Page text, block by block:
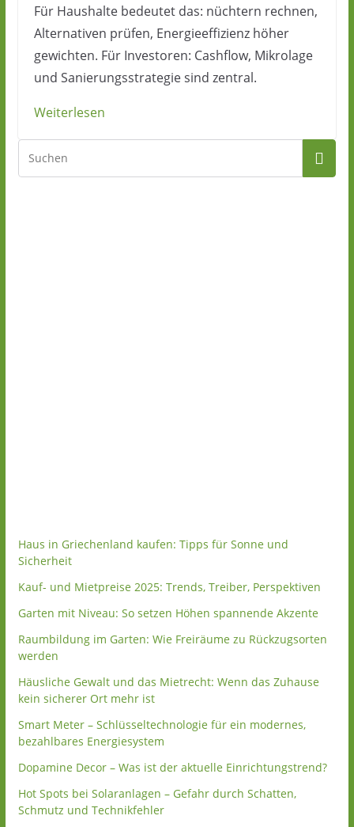
Für Haushalte bedeutet das: nüchtern rechnen,
Alternativen prüfen, Energieeffizienz höher
gewichten. Für Investoren: Cashflow, Mikrolage
und Sanierungsstrategie sind zentral.
Weiterlesen
Haus in Griechenland kaufen: Tipps für Sonne und
Sicherheit
Kauf- und Mietpreise 2025: Trends, Treiber, Perspektiven
Garten mit Niveau: So setzen Höhen spannende Akzente
Raumbildung im Garten: Wie Freiräume zu Rückzugsorten
werden
Häusliche Gewalt und das Mietrecht: Wenn das Zuhause
kein sicherer Ort mehr ist
Smart Meter – Schlüsseltechnologie für ein modernes,
bezahlbares Energiesystem
Dopamine Decor – Was ist der aktuelle Einrichtungstrend?
Hot Spots bei Solaranlagen – Gefahr durch Schatten,
Schmutz und Technikfehler